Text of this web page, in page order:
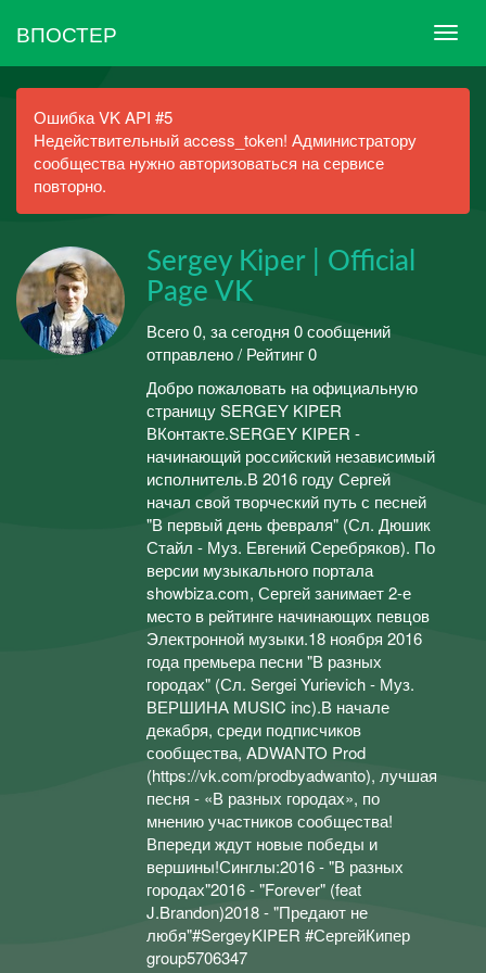
ВПОСТЕР
Ошибка VK API #5
Недействительный access_token! Администратору
сообщества нужно авторизоваться на сервисе
повторно.
Sergey Kiper | Official
Page VK
Всего 0, за сегодня 0 сообщений
отправлено / Рейтинг 0
Добро пожаловать на официальную
страницу SERGEY KIPER
ВКонтакте.SERGEY KIPER -
начинающий российский независимый
исполнитель.В 2016 году Сергей
начал свой творческий путь с песней
"В первый день февраля" (Сл. Дюшик
Стайл - Муз. Евгений Серебряков). По
версии музыкального портала
showbiza.com, Сергей занимает 2-е
место в рейтинге начинающих певцов
Электронной музыки.18 ноября 2016
года премьера песни "В разных
городах" (Сл. Sergei Yurievich - Муз.
ВЕРШИНА MUSIC inc).В начале
декабря, среди подписчиков
сообщества, ADWANTO Prod
(https://vk.com/prodbyadwanto), лучшая
песня - «В разных городах», по
мнению участников сообщества!
Впереди ждут новые победы и
вершины!Синглы:2016 - "В разных
городах"2016 - "Forever" (feat
J.Brandon)2018 - "Предают не
любя"#SergeyKIPER #СергейКипер
group5706347